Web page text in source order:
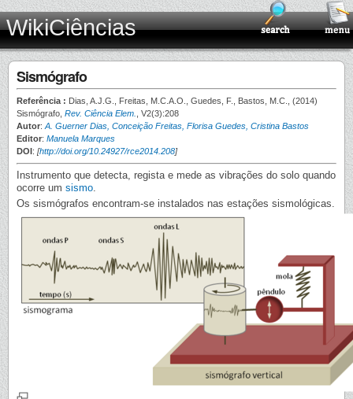
WikiCiências
Sismógrafo
Referência : Dias, A.J.G., Freitas, M.C.A.O., Guedes, F., Bastos, M.C., (2014)
Sismógrafo, Rev. Ciência Elem.
, V2(3):208
Autor: A. Guerner Dias, Conceição Freitas, Florisa Guedes, Cristina Bastos
Editor: Manuela Marques
DOI: [http://doi.org/10.24927/rce2014.208]
Instrumento que detecta, regista e mede as vibrações do solo quando
ocorre um sismo.
Os sismógrafos encontram-se instalados nas estações sismológicas.